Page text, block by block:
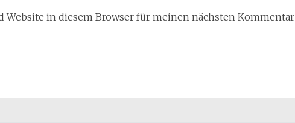
Website in diesem Browser für meinen nächsten Kommentar